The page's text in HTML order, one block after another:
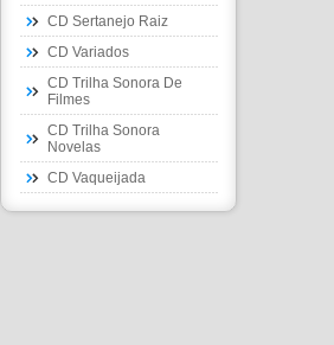
CD Sertanejo Raiz
CD Variados
CD Trilha Sonora De
Filmes
CD Trilha Sonora
Novelas
CD Vaqueijada